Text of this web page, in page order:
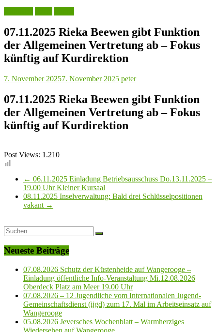
07.11.2025 Rieka Beewen gibt Funktion
der Allgemeinen Vertretung ab – Fokus
künftig auf Kurdirektion
7. November 20257. November 2025 peter
07.11.2025 Rieka Beewen gibt Funktion
der Allgemeinen Vertretung ab – Fokus
künftig auf Kurdirektion
Post Views: 1.210
← 06.11.2025 Einladung Betriebsausschuss Do.13.11.2025 –
19.00 Uhr Kleiner Kursaal
08.11.2025 Inselverwaltung: Bald drei Schlüsselpositionen
vakant →
Neueste Beiträge
07.08.2026 Schutz der Küstenheide auf Wangerooge –
Einladung öffentliche Info-Veranstaltung Mi.12.08.2026
Oberdeck Platz am Meer 19.00 Uhr
07.08.2026 – 12 Jugendliche vom Internationalen Jugend-
Gemeinschaftsdienst (ijgd) zum 17. Mal im Arbeitseinsatz auf
Wangerooge
05.08.2026 Jeversches Wochenblatt – Warmherziges
Wiedersehen auf Wangerooge